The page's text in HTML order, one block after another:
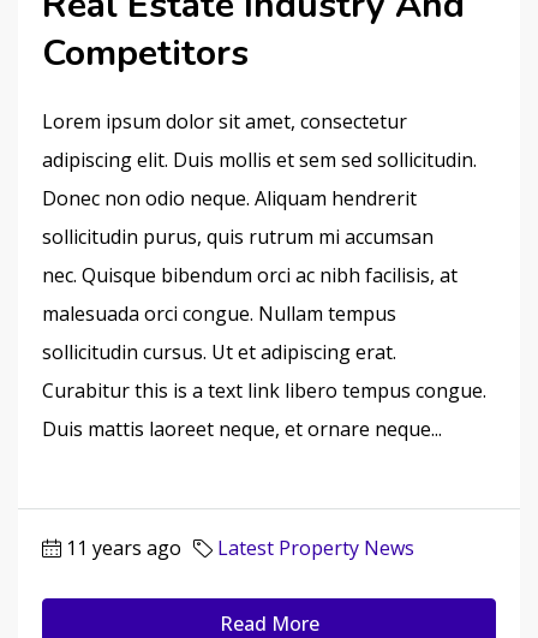
Competitors
Lorem ipsum dolor sit amet, consectetur
adipiscing elit. Duis mollis et sem sed sollicitudin.
Donec non odio neque. Aliquam hendrerit
sollicitudin purus, quis rutrum mi accumsan
nec. Quisque bibendum orci ac nibh facilisis, at
malesuada orci congue. Nullam tempus
sollicitudin cursus. Ut et adipiscing erat.
Curabitur this is a text link libero tempus congue.
Duis mattis laoreet neque, et ornare neque...
11 years ago Latest Property News
Read More